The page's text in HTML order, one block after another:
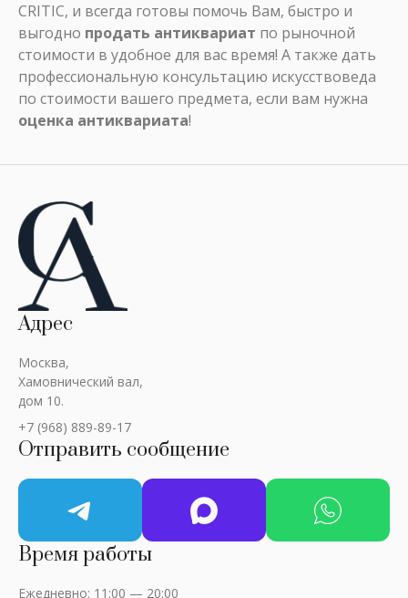
CRITIC, и всегда готовы помочь Вам, быстро и
выгодно продать антиквариат по рыночной
стоимости в удобное для вас время! А также дать
профессиональную консультацию искусствоведа
по стоимости вашего предмета, если вам нужна
оценка антиквариата!
Адрес
Москва,
Хамовнический вал,
дом 10.
+7 (968) 889-89-17
Отправить сообщение
Время работы
Ежедневно: 11:00 — 20:00